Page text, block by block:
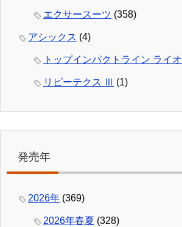
エクサースーツ (358)
アシックス (4)
トップインパクトライン ライオ
リピーテクス Ⅲ (1)
発売年
2026年 (369)
2026年春夏 (328)